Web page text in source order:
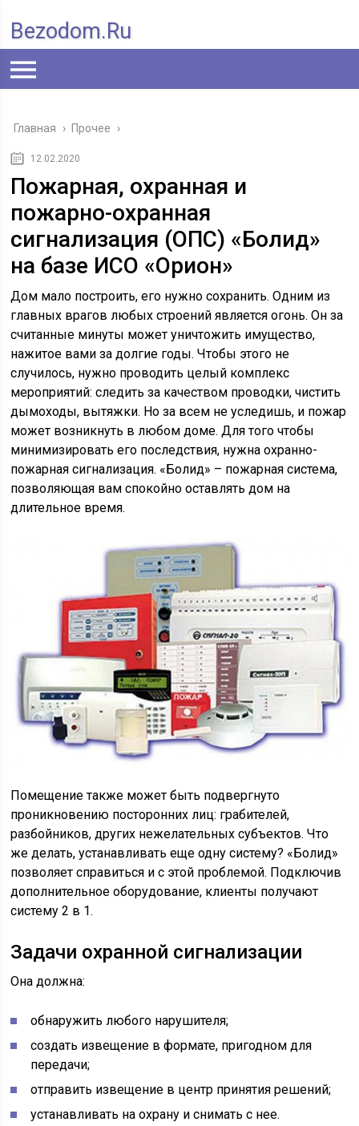
Bezodom.ru
Главная › Прочее ›
12.02.2020
Пожарная, охранная и
пожарно-охранная
сигнализация (ОПС) «Болид»
на базе ИСО «Орион»
Дом мало построить, его нужно сохранить. Одним из
главных врагов любых строений является огонь. Он за
считанные минуты может уничтожить имущество,
нажитое вами за долгие годы. Чтобы этого не
случилось, нужно проводить целый комплекс
мероприятий: следить за качеством проводки, чистить
дымоходы, вытяжки. Но за всем не уследишь, и пожар
может возникнуть в любом доме. Для того чтобы
минимизировать его последствия, нужна охранно-
пожарная сигнализация. «Болид» – пожарная система,
позволяющая вам спокойно оставлять дом на
длительное время.
Помещение также может быть подвергнуто
проникновению посторонних лиц: грабителей,
разбойников, других нежелательных субъектов. Что
же делать, устанавливать еще одну систему? «Болид»
позволяет справиться и с этой проблемой. Подключив
дополнительное оборудование, клиенты получают
систему 2 в 1.
Задачи охранной сигнализации
Она должна:
обнаружить любого нарушителя;
создать извещение в формате, пригодном для
передачи;
отправить извещение в центр принятия решений;
устанавливать на охрану и снимать с нее.